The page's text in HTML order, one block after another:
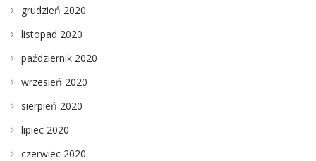
grudzień 2020
listopad 2020
październik 2020
wrzesień 2020
sierpień 2020
lipiec 2020
czerwiec 2020